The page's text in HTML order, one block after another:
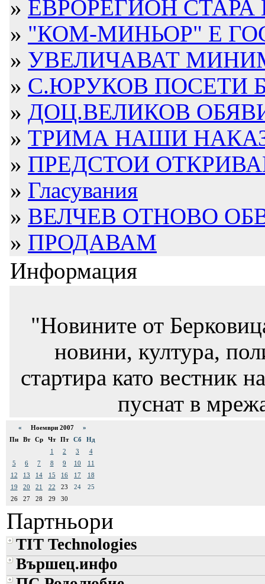
» ЕВРОРЕГИОН
» "КОМ-МИНЬОР" Е
» УВЕЛИЧАВАТ
» С.ЮРУКОВ ПОСЕТИ
» ДОЦ.ВЕЛИКОВ
» ТРИМА НАШИ
» ПРЕДСТОИ
» Гласувания
» ВЕЛЧЕВ ОТНОВО
» ПРОДАВАМ
Информация
"Новините от
новини, култура,
стартира като вестник
пуснат в
« Ноември 2007 »
Пн
Вт Ср Чт Пт Сб
Нд
1
2 3
4
5
6 7 8 9 10
11
12
13 14 15 16 17
18
19
20 21 22 23 24
25
26
27 28 29 30
Партньори
TIT Technologies
Вършец.инфо